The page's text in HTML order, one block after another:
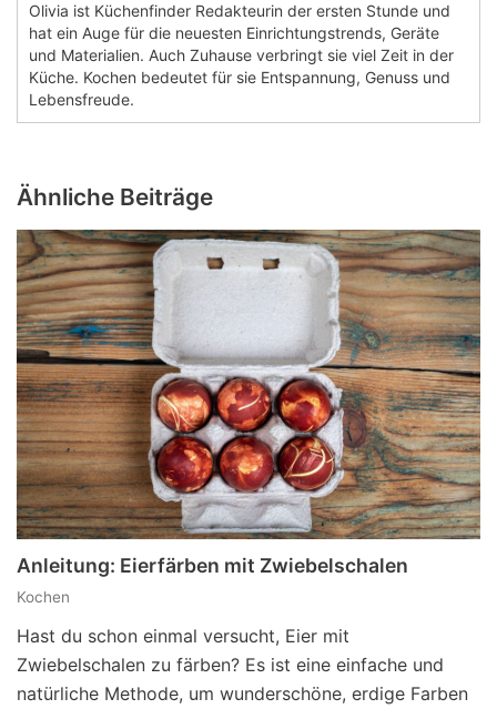
Olivia ist Küchenfinder Redakteurin der ersten Stunde und
hat ein Auge für die neuesten Einrichtungstrends, Geräte
und Materialien. Auch Zuhause verbringt sie viel Zeit in der
Küche. Kochen bedeutet für sie Entspannung, Genuss und
Lebensfreude.
Ähnliche Beiträge
Anleitung: Eierfärben mit Zwiebelschalen
Kochen
Hast du schon einmal versucht, Eier mit
Zwiebelschalen zu färben? Es ist eine einfache und
natürliche Methode, um wunderschöne, erdige Farben